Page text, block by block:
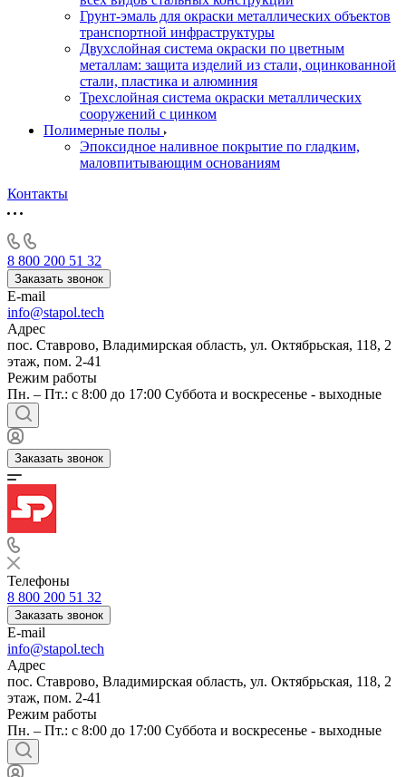
Грунт-эмаль для окраски металлических объектов
транспортной инфраструктуры
Двухслойная система окраски по цветным
металлам: защита изделий из стали, оцинкованной
стали, пластика и алюминия
Трехслойная система окраски металлических
сооружений с цинком
Полимерные полы
Эпоксидное наливное покрытие по гладким,
маловпитывающим основаниям
Контакты
8 800 200 51 32
Заказать звонок
E-mail
info@stapol.tech
Адрес
пос. Ставрово, Владимирская область, ул. Октябрьская, 118, 2
этаж, пом. 2-41
Режим работы
Пн. – Пт.: с 8:00 до 17:00 Суббота и воскресенье - выходные
Заказать звонок
Телефоны
8 800 200 51 32
Заказать звонок
E-mail
info@stapol.tech
Адрес
пос. Ставрово, Владимирская область, ул. Октябрьская, 118, 2
этаж, пом. 2-41
Режим работы
Пн. – Пт.: с 8:00 до 17:00 Суббота и воскресенье - выходные